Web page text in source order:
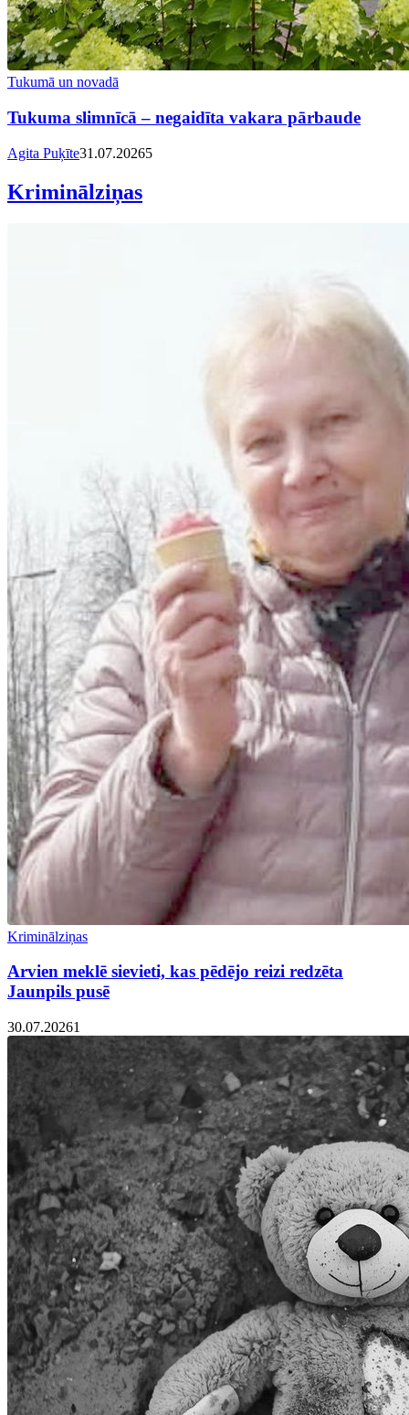
Tukumā un novadā
Tukuma slimnīcā – negaidīta vakara pārbaude
Agita Puķīte31.07.20265
Kriminālziņas
Kriminālziņas
Arvien meklē sievieti, kas pēdējo reizi redzēta
Jaunpils pusē
30.07.20261